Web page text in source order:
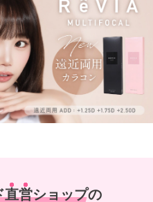
直営ショップの